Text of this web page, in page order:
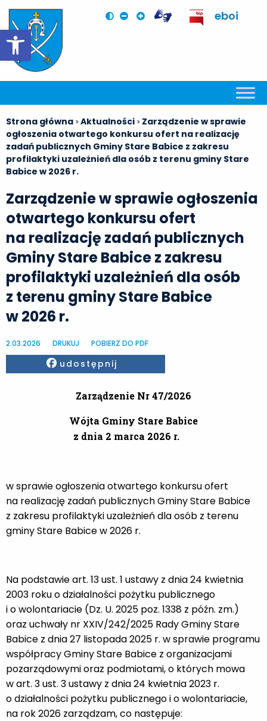
Otwórz pasek narzędzi
eboi
Strona główna >Aktualności > Zarządzenie w sprawie
ogłoszenia otwartego konkursu ofert na realizację
zadań publicznych Gminy Stare Babice z zakresu
profilaktyki uzależnień dla osób z terenu gminy Stare
Babice w 2026 r.
Zarządzenie w sprawie ogłoszenia
otwartego konkursu ofert
na realizację zadań publicznych
Gminy Stare Babice z zakresu
profilaktyki uzależnień dla osób
z terenu gminy Stare Babice
w 2026 r.
2.03.2026 DRUKUJ POBIERZ DO PDF
Facebook
udostępnij
Zarządzenie Nr 47/2026
Wójta Gminy Stare Babice
z dnia 2 marca 2026 r.
w sprawie ogłoszenia otwartego konkursu ofert
na realizację zadań publicznych Gminy Stare Babice
z zakresu profilaktyki uzależnień dla osób z terenu
gminy Stare Babice w 2026 r.
Na podstawie art. 13 ust. 1 ustawy z dnia 24 kwietnia
2003 roku o działalności pożytku publicznego
i o wolontariacie (Dz. U. 2025 poz. 1338 z późn. zm.)
oraz uchwały nr XXIV/242/2025 Rady Gminy Stare
Babice z dnia 27 listopada 2025 r. w sprawie programu
współpracy Gminy Stare Babice z organizacjami
pozarządowymi oraz podmiotami, o których mowa
w art. 3 ust. 3 ustawy z dnia 24 kwietnia 2023 r.
o działalności pożytku publicznego i o wolontariacie,
na rok 2026 zarządzam, co następuje: